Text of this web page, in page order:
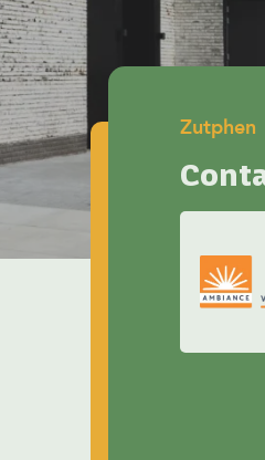
Zutphen